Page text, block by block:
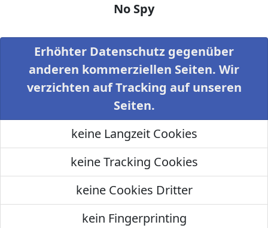
No Spy
Erhöhter Datenschutz gegenüber
anderen kommerziellen Seiten. Wir
verzichten auf Tracking auf unseren
Seiten.
keine Langzeit Cookies
keine Tracking Cookies
keine Cookies Dritter
kein Fingerprinting